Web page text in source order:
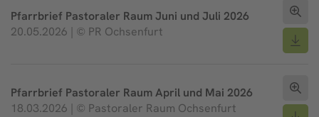
Pfarrbrief Pastoraler Raum Juni und Juli 2026
20.05.2026 | © PR Ochsenfurt
Pfarrbrief Pastoraler Raum April und Mai 2026
18.03.2026 | © Pastoraler Raum Ochsenfurt